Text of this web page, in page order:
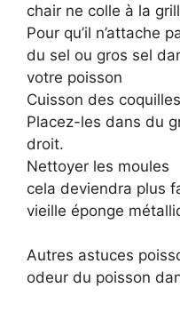
chair ne colle à la
Pour qu’il n’attache
du sel ou gros sel
votre poisson
Cuisson des
Placez-les dans du
droit.
Nettoyer les moules
cela deviendra plus
vieille éponge
Autres astuces
odeur du poisson